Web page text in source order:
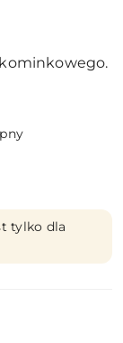
tylko dla